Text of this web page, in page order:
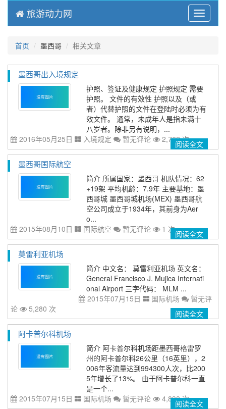
Menu
旅游动力网
首页 墨西哥 相关文章
墨西哥出入境规定
护照、签证及健康规定 护照规定 需要
护照。 文件的有效性 护照以及（或
者）代替护照的文件在登陆时必须为有
效文件。 通常，未成年人是指未满十
八岁者。除非另有说明，...
2016年05月25日
入境规定 暂无评论 2,762 次阅读全文
墨西哥国际航空
简介 所属国家：墨西哥 机队情况：62
+19架 平均机龄：7.9年 主要基地：墨
西哥城 墨西哥城机场(MEX) 墨西哥航
空公司成立于1934年，其前身为Aer
o...
2015年08月10日
国际航空 暂无评论 1 次阅读全文
莫雷利亚机场
简介 中文名： 莫雷利亚机场 英文名：
General Francisco J. Mujica Internati
onal Airport 三字代码： MLM ...
2015年07月15日
国际机场
暂无评
论
5,280 次 阅读全文
阿卡普尔科机场
简介 阿卡普尔科机场距墨西哥格雷罗
州的阿卡普尔科26公里（16英里），2
006年客流量达到994300人次，比200
5年增长了13%。 由于阿卡普尔科一直
是一个...
2015年07月15日
国际机场 暂无评论 4,838 次阅读全文